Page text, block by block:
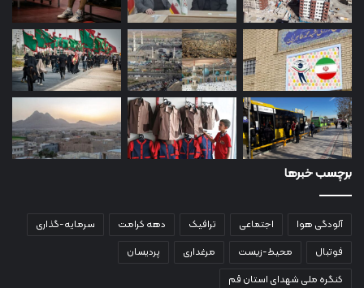
برچسب خبرها
آلودگی هوا اجتماعی ترافیک دهه کرامت
سرمایه-گذاری
فوتبال
محیط-زیست مرغداری
پردیسان
کنگره ملی شهدای استان قم